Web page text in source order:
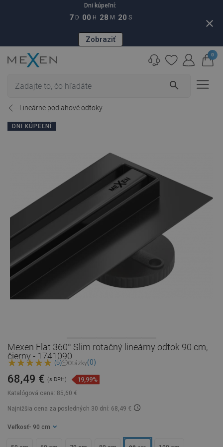
Dni kúpeľní:
7 D 00 H 28 M 19 S
Zobraziť
close
search
0
Lineárne podlahové odtoky
DNI KÚPEĽNÍ
Mexen Flat 360° Slim rotačný lineárny odtok 90 cm,
čierny - 1741090
(5) Otázky(0)
Katalógová cena: 85,60 €
68,49 € (s DPH) 19,99%
Najnižšia cena za posledných 30 dní: 68,49 €
Veľkosť - 90 cm